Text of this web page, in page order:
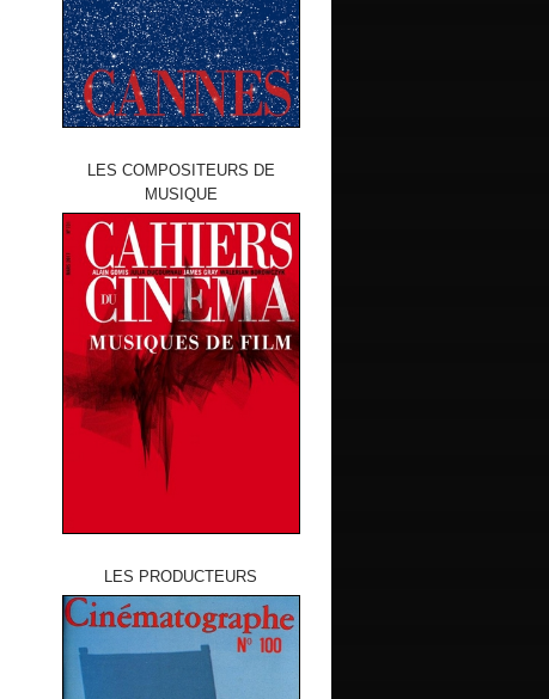
LES COMPOSITEURS DE
MUSIQUE
LES PRODUCTEURS